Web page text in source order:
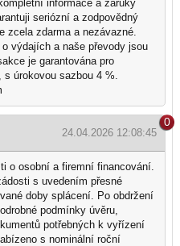
informace a záruky
seriózní a zodpovědný
zdarma a nezávazné.
výdajích a naše převody jsou
je garantována pro
úrokovou sazbou 4 %.
0
24.04.2026 12:08:45
o osobní a firemní financování.
s uvedením přesné
doby splácení. Po obdržení
podmínky úvěru,
potřebných k vyřízení
s nominální roční